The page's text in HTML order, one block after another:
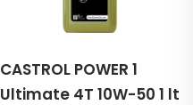
CASTROL POWER 1
Ultimate 4T 10W-50 1 lt